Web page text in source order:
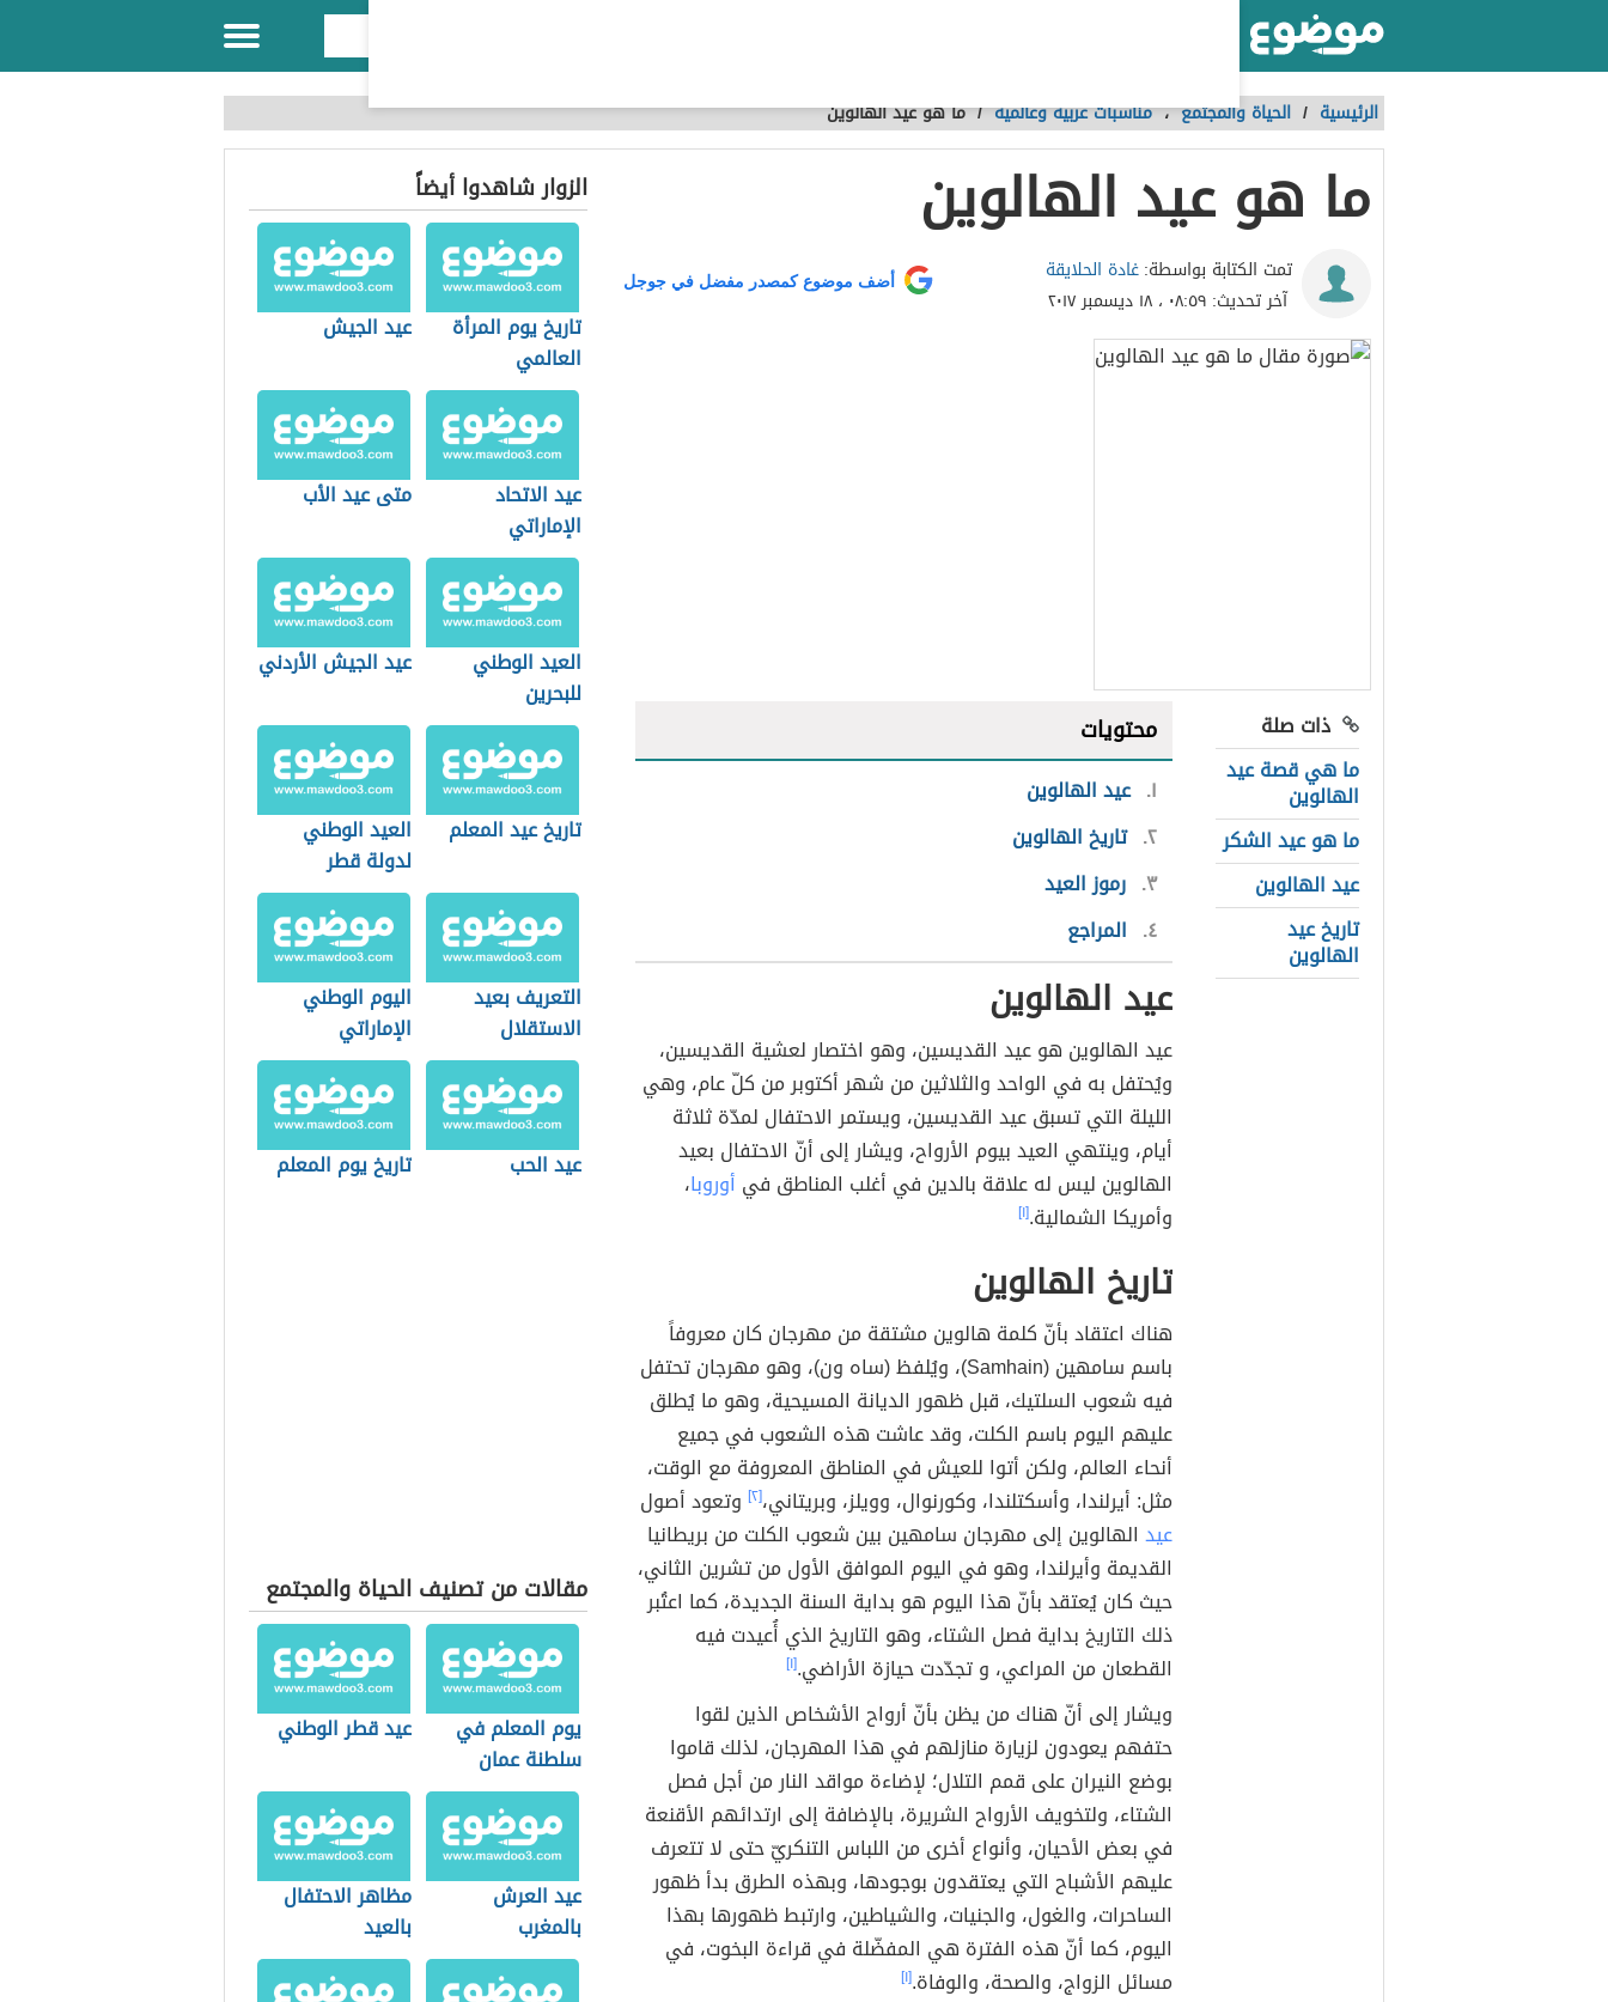
الرئيسية / الحياة والمجتمع،مناسبات عربية وعالمية /ما هو عيد الهالوين
ما هو عيد الهالوين
تمت الكتابة بواسطة:غادة الحلايقة
آخر تحديث: ٠٨:٥٩ ، ١٨ ديسمبر ٢٠١٧
أضف موضوع كمصدر مفضل في جوجل
ذات صلة
ما هي قصة عيد
الهالوين
ما هو عيد الشكر
عيد الهالوين
تاريخ عيد
الهالوين
محتويات
١ عيد الهالوين
٢ تاريخ الهالوين
٣ رموز العيد
٤ المراجع
عيد الهالوين
عيد الهالوين هو عيد القديسين، وهو اختصار لعشية القديسين،
ويُحتفل به في الواحد والثلاثين من شهر أكتوبر من كلّ عام، وهي
الليلة التي تسبق عيد القديسين، ويستمر الاحتفال لمدّة ثلاثة
أيام، وينتهي العيد بيوم الأرواح، ويشار إلى أنّ الاحتفال بعيد
الهالوين ليس له علاقة بالدين في أغلب المناطق في أوروبا،
وأمريكا الشمالية.[١]
تاريخ الهالوين
هناك اعتقاد بأنّ كلمة هالوين مشتقة من مهرجان كان معروفاً
باسم سامهين (Samhain)، ويُلفظ (ساه ون)، وهو مهرجان تحتفل
فيه شعوب السلتيك، قبل ظهور الديانة المسيحية، وهو ما يُطلق
عليهم اليوم باسم الكلت، وقد عاشت هذه الشعوب في جميع
أنحاء العالم، ولكن أتوا للعيش في المناطق المعروفة مع الوقت،
مثل: أيرلندا، وأسكتلندا، وكورنوال، وويلز، وبريتاني،[٢]
وتعود أصول
عيد الهالوين إلى مهرجان سامهين بين شعوب الكلت من بريطانيا
القديمة وأيرلندا، وهو في اليوم الموافق الأول من تشرين الثاني،
حيث كان يُعتقد بأنّ هذا اليوم هو بداية السنة الجديدة، كما اعتُبر
ذلك التاريخ بداية فصل الشتاء، وهو التاريخ الذي أُعيدت فيه
القطعان من المراعي، و تجدّدت حيازة الأراضي.[١]
ويشار إلى أنّ هناك من يظن بأنّ أرواح الأشخاص الذين لقوا
حتفهم يعودون لزيارة منازلهم في هذا المهرجان، لذلك قاموا
بوضع النيران على قمم التلال؛ لإضاءة مواقد النار من أجل فصل
الشتاء، ولتخويف الأرواح الشريرة، بالإضافة إلى ارتدائهم الأقنعة
في بعض الأحيان، وأنواع أخرى من اللباس التنكريّ حتى لا تتعرف
عليهم الأشباح التي يعتقدون بوجودها، وبهذه الطرق بدأ ظهور
الساحرات، والغول، والجنيات، والشياطين، وارتبط ظهورها بهذا
اليوم، كما أنّ هذه الفترة هي المفضّلة في قراءة البخوت، في
مسائل الزواج، والصحة، والوفاة.[١]
الزوار شاهدوا أيضاً
تاريخ يوم المرأة
العالمي
عيد الجيش
عيد الاتحاد
الإماراتي
متى عيد الأب
العيد الوطني
للبحرين
عيد الجيش الأردني
تاريخ عيد المعلم
العيد الوطني
لدولة قطر
التعريف بعيد
الاستقلال
اليوم الوطني
الإماراتي
عيد الحب تاريخ يوم المعلم
مقالات من تصنيف الحياة والمجتمع
يوم المعلم في
سلطنة عمان
عيد قطر الوطني
عيد العرش
بالمغرب
مظاهر الاحتفال
بالعيد